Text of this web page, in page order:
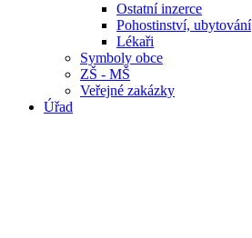
Ostatní inzerce
Pohostinství, ubytování
Lékaři
Symboly obce
ZŠ - MŠ
Veřejné zakázky
Úřad